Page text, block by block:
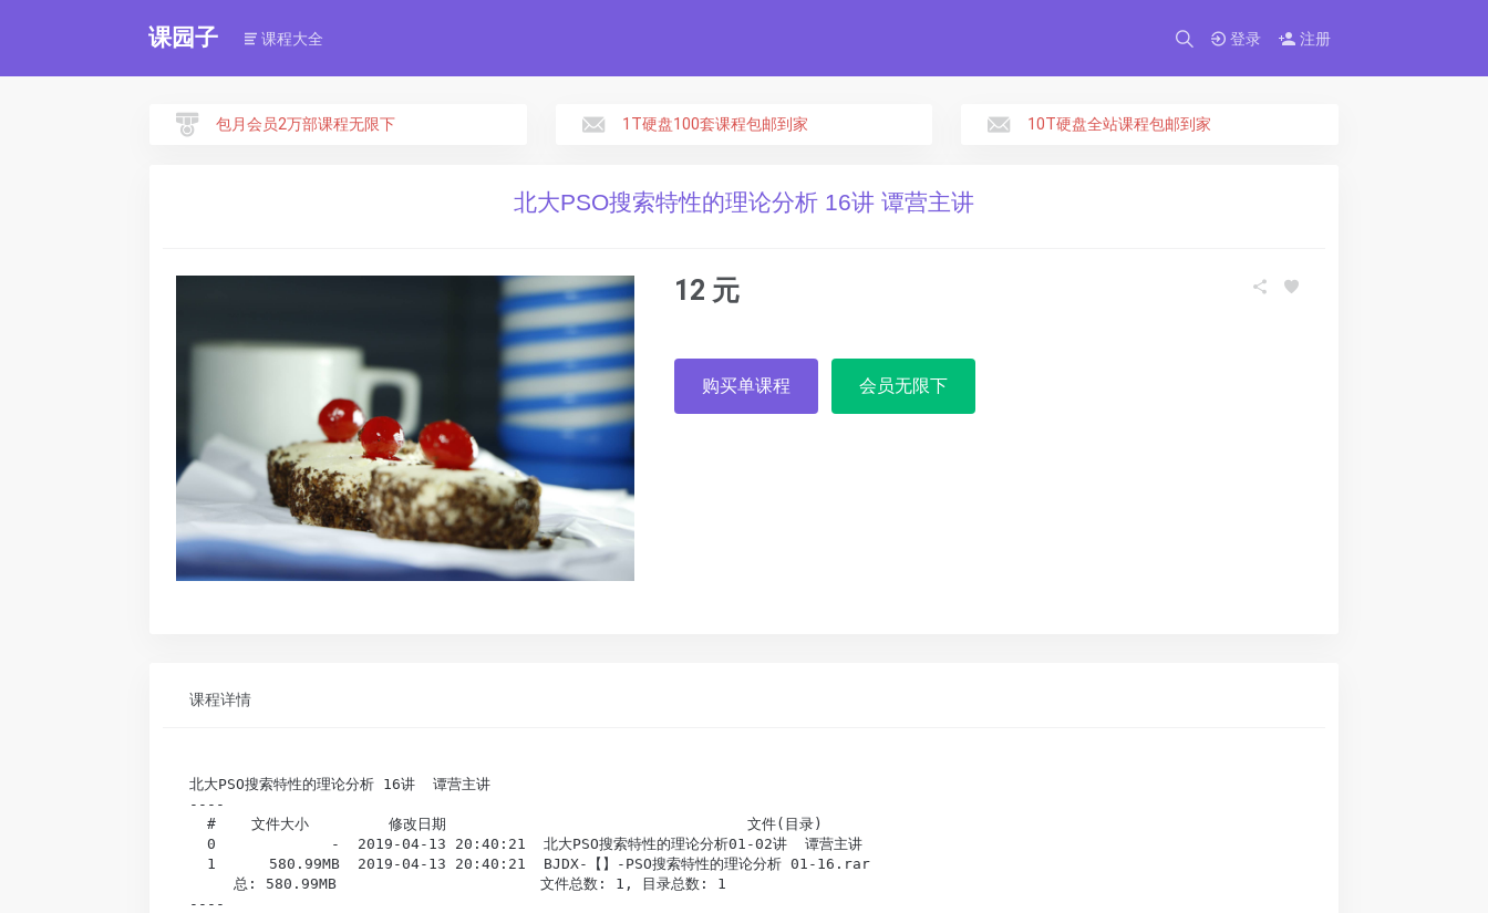
课园子 课程大全 登录 注册
包月会员2万部课程无限下 1T硬盘100套课程包邮到家 10T硬盘全站课程包邮到家
北大PSO搜索特性的理论分析 16讲 谭营主讲
12 元
购买单课程 会员无限下
课程详情
北大PSO搜索特性的理论分析 16讲  谭营主讲
----
  #    文件大小         修改日期                                  文件(目录)
  0             -  2019-04-13 20:40:21  北大PSO搜索特性的理论分析01-02讲  谭营主讲
  1      580.99MB  2019-04-13 20:40:21  BJDX-【】-PSO搜索特性的理论分析 01-16.rar
     总: 580.99MB                       文件总数: 1, 目录总数: 1
----